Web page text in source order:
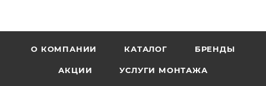
О КОМПАНИИ КАТАЛОГ БРЕНДЫ
АКЦИИ УСЛУГИ МОНТАЖА